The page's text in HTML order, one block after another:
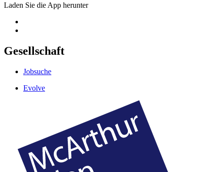
Laden Sie die App herunter
Gesellschaft
Jobsuche
Evolve